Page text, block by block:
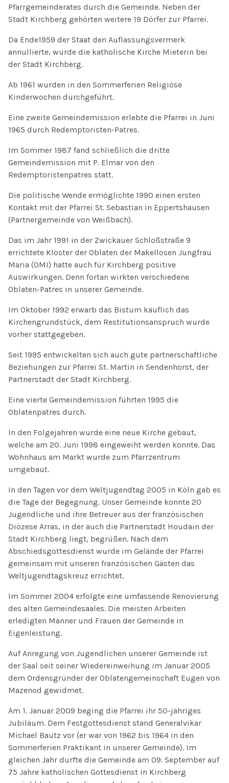
Pfarrgemeinderates durch die Gemeinde. Neben der
Stadt Kirchberg gehörten weitere 19 Dörfer zur Pfarrei.
Da Ende1959 der Staat den Auflassungsvermerk
annullierte, wurde die katholische Kirche Mieterin bei
der Stadt Kirchberg.
Ab 1961 wurden in den Sommerferien Religiöse
Kinderwochen durchgeführt.
Eine zweite Gemeindemission erlebte die Pfarrei in Juni
1965 durch Redemptoristen-Patres.
Im Sommer 1987 fand schließlich die dritte
Gemeindemission mit P. Elmar von den
Redemptoristenpatres statt.
Die politische Wende ermöglichte 1990 einen ersten
Kontakt mit der Pfarrei St. Sebastian in Eppertshausen
(Partnergemeinde von Weißbach).
Das im Jahr 1991 in der Zwickauer Schloßstraße 9
errichtete Kloster der Oblaten der Makellosen Jungfrau
Maria (OMI) hatte auch für Kirchberg positive
Auswirkungen. Denn fortan wirkten verschiedene
Oblaten-Patres in unserer Gemeinde.
Im Oktober 1992 erwarb das Bistum käuflich das
Kirchengrundstück, dem Restitutionsanspruch wurde
vorher stattgegeben.
Seit 1995 entwickelten sich auch gute partnerschaftliche
Beziehungen zur Pfarrei St. Martin in Sendenhorst, der
Partnerstadt der Stadt Kirchberg.
Eine vierte Gemeindemission führten 1995 die
Oblatenpatres durch.
In den Folgejahren wurde eine neue Kirche gebaut,
welche am 20. Juni 1998 eingeweiht werden konnte. Das
Wohnhaus am Markt wurde zum Pfarrzentrum
umgebaut.
In den Tagen vor dem Weltjugendtag 2005 in Köln gab es
die Tage der Begegnung. Unser Gemeinde konnte 20
Jugendliche und ihre Betreuer aus der französischen
Diözese Arras, in der auch die Partnerstadt Houdain der
Stadt Kirchberg liegt, begrüßen. Nach dem
Abschiedsgottesdienst wurde im Gelände der Pfarrei
gemeinsam mit unseren französischen Gästen das
Weltjugendtagskreuz errichtet.
Im Sommer 2004 erfolgte eine umfassende Renovierung
des alten Gemeindesaales. Die meisten Arbeiten
erledigten Männer und Frauen der Gemeinde in
Eigenleistung.
Auf Anregung von Jugendlichen unserer Gemeinde ist
der Saal seit seiner Wiedereinweihung im Januar 2005
dem Ordensgründer der Oblatengemeinschaft Eugen von
Mazenod gewidmet.
Am 1. Januar 2009 beging die Pfarrei ihr 50-jähriges
Jubiläum. Dem Festgottesdienst stand Generalvikar
Michael Bautz vor (er war von 1962 bis 1964 in den
Sommerferien Praktikant in unserer Gemeinde). Im
gleichen Jahr durfte die Gemeinde am 09. September auf
75 Jahre katholischen Gottesdienst in Kirchberg